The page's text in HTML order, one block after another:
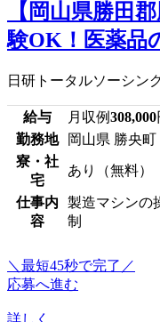
【岡山県勝田
験OK！医薬品
日研トータルソーシン
給与 月収例308,000
勤務地
岡山県 勝央町
寮・社
宅
あり（無料）
仕事内
容
製造マシンの
制
＼最短45秒で完了／
応募へ進む